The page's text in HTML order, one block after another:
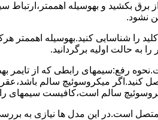
ﺑﺮق بکشید و بهوسیله اهممتر،ارﺗﺒﺎط
نشود.
ﮐﻠﯿﺪ را ﺷﻨﺎﺳﺎﯾﯽ کنید.بهوسیله
به حالت اوﻟﯿﻪ برگردانید.
رفع:سیمهای راﺑﻄﯽ ﮐﻪ از
کنید.اﮔﺮ ﻣﯿﮑﺮوﺳﻮﺋﯿﭻ ﺳﺎﻟﻢ
ﺳﺎﻟﻢ اﺳﺖ،ﮐﺎﻓﯿﺴﺖ سیمهای
ﻣﺘﺼﻞ اﺳﺖ.در اﯾﻦ مدل ها ﻧﯿﺎزی ﺑﻪ